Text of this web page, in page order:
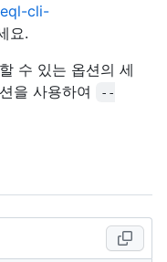
cli-
요.
수 있는 옵션의 세
을 사용하여
--